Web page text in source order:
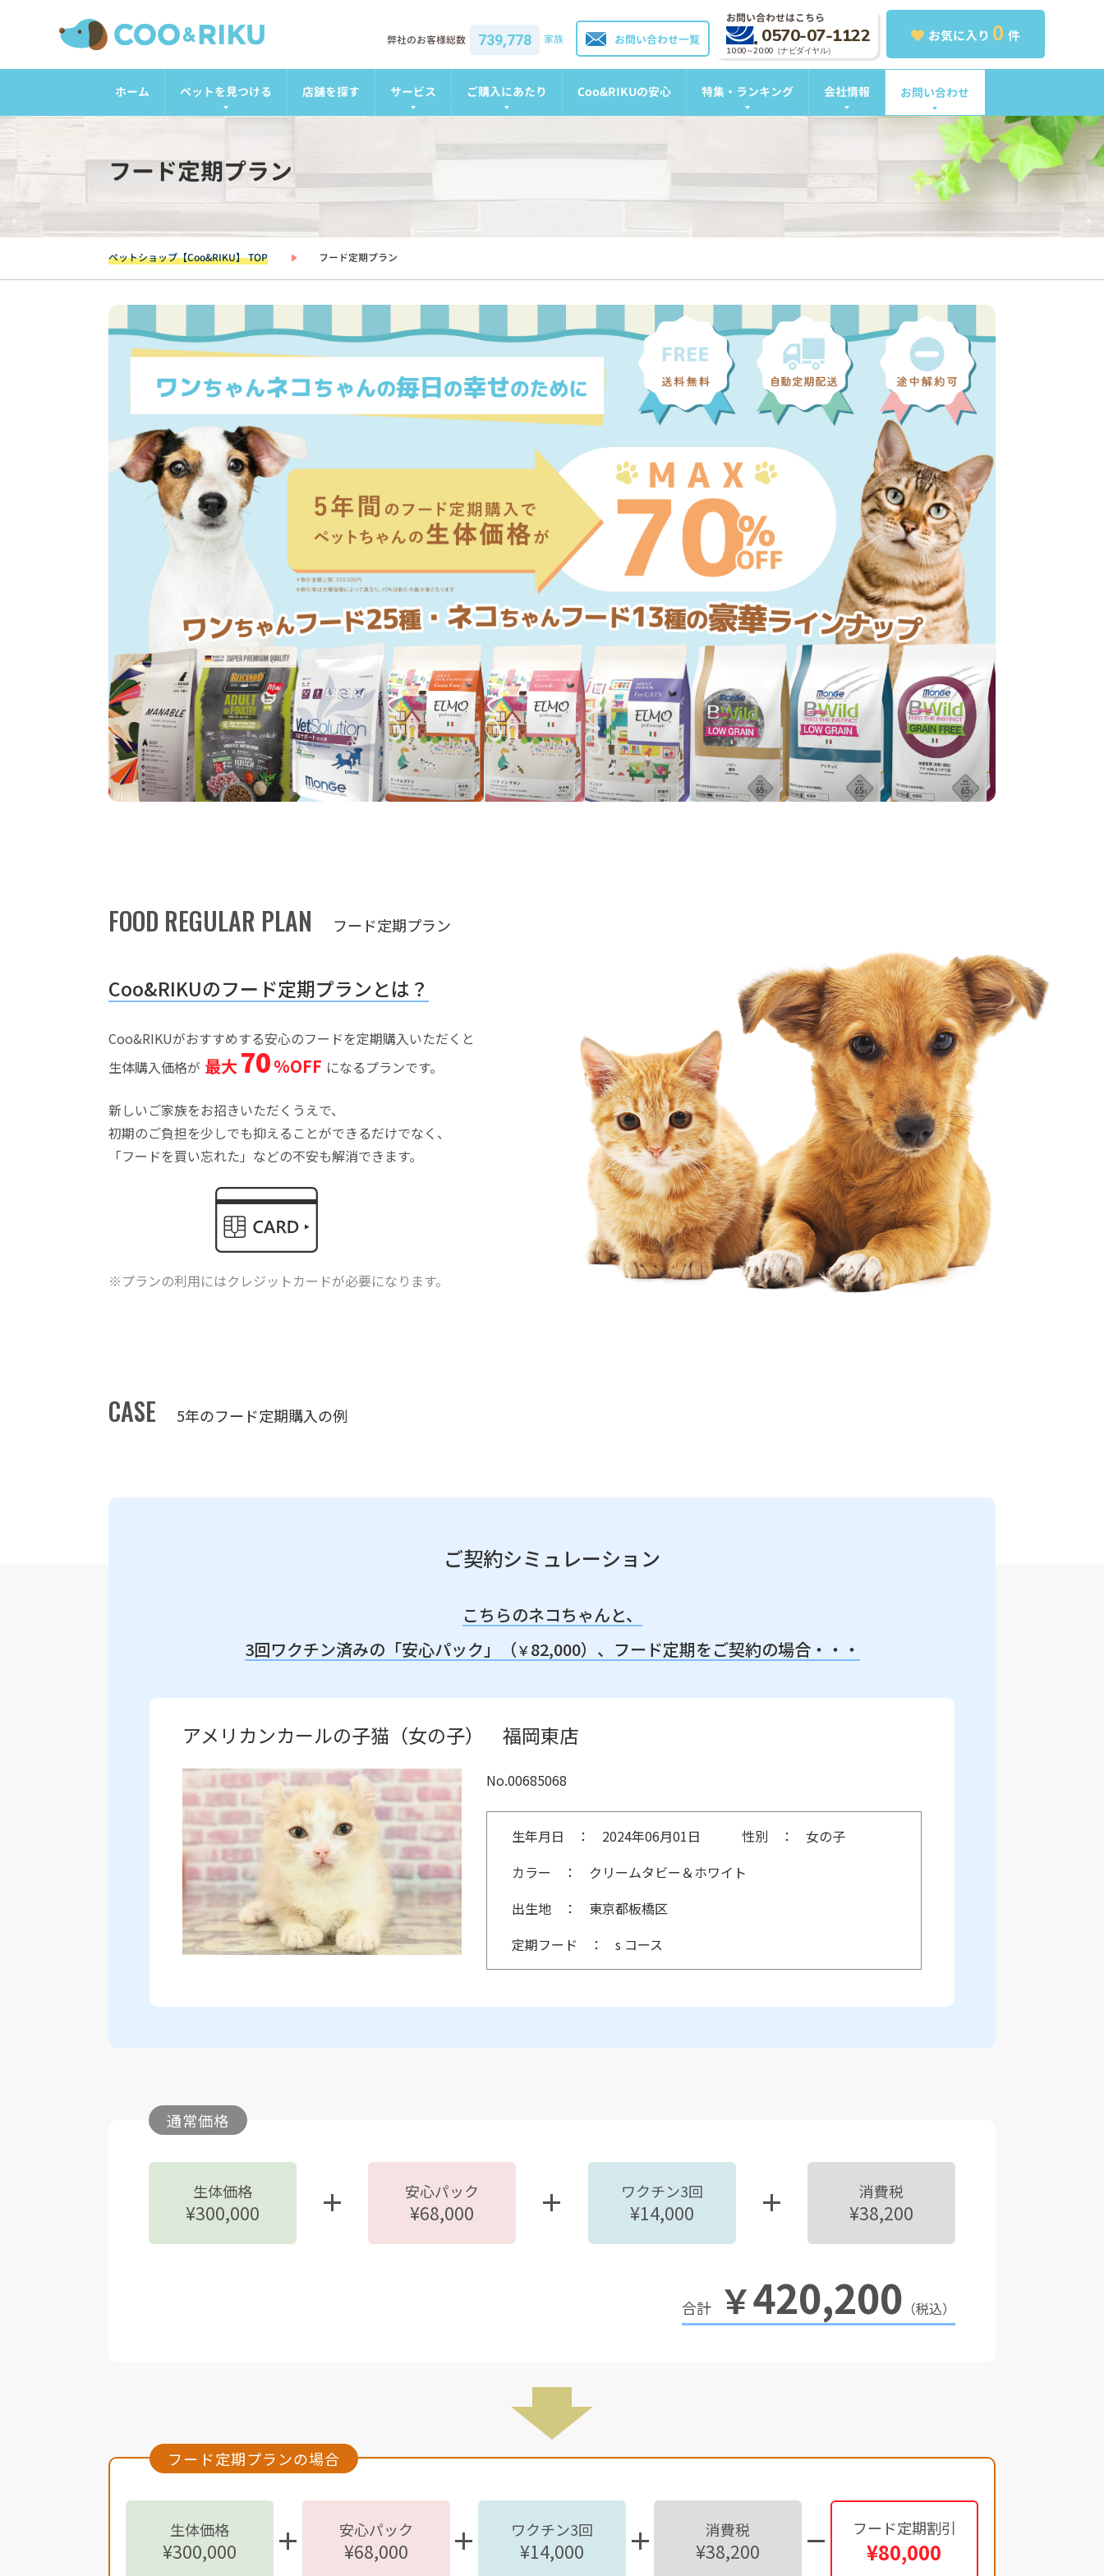
お気に入り 0 件
お問い合わせはこちら
0570-07-1122
10:00～20:00（ナビダイヤル）
お問い合わせ一覧
弊社のお客様総数 739,778 家族
ホーム ペットを見つける 店舗を探す サービス ご購入にあたり Coo&RIKUの安心 特集・ランキング 会社情報 お問い合わせ
フード定期プラン
ペットショップ【Coo&RIKU】 TOP フード定期プラン
FOOD REGULAR PLAN フード定期プラン
Coo&RIKUのフード定期プランとは？
Coo&RIKUがおすすめする安心のフードを定期購入いただくと
生体購入価格が 最大 70%OFF になるプランです。
新しいご家族をお招きいただくうえで、
初期のご負担を少しでも抑えることができるだけでなく、
「フードを買い忘れた」などの不安も解消できます。
※プランの利用にはクレジットカードが必要になります。
CASE 5年のフード定期購入の例
ご契約シミュレーション
こちらのネコちゃんと、
3回ワクチン済みの「安心パック」（￥82,000）、 フード定期をご契約の場合・・・
アメリカンカールの子猫（女の子） 福岡東店
No.00685068
生年月日 2024年06月01日 性別
女の子
カラー
クリームタビー＆ホワイト
出生地
東京都板橋区
定期フード
s コース
通常価格
生体価格
¥300,000
安心パック
¥68,000
ワクチン3回
¥14,000
消費税
¥38,200
￥420,200 （税込）
フード定期プランの場合
生体価格
¥300,000
安心パック
¥68,000
ワクチン3回
¥14,000
消費税
¥38,200
フード定期割引
¥80,000